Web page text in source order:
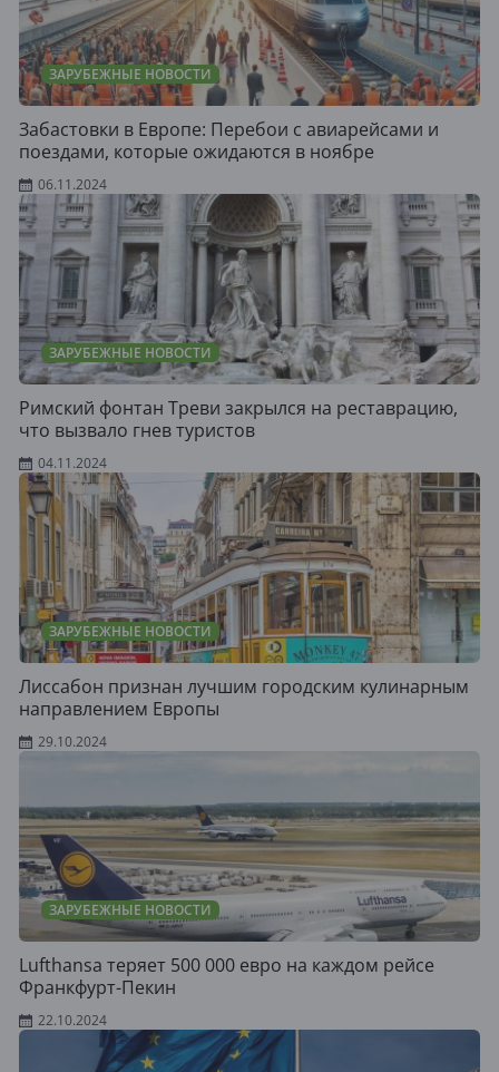
ЗАРУБЕЖНЫЕ НОВОСТИ
Забастовки в Европе: Перебои с авиарейсами и
поездами, которые ожидаются в ноябре
06.11.2024
ЗАРУБЕЖНЫЕ НОВОСТИ
Римский фонтан Треви закрылся на реставрацию,
что вызвало гнев туристов
04.11.2024
ЗАРУБЕЖНЫЕ НОВОСТИ
Лиссабон признан лучшим городским кулинарным
направлением Европы
29.10.2024
ЗАРУБЕЖНЫЕ НОВОСТИ
Lufthansa теряет 500 000 евро на каждом рейсе
Франкфурт-Пекин
22.10.2024